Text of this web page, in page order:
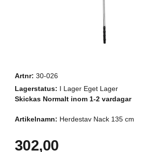
Artnr: 30-026
Lagerstatus: I Lager Eget Lager
Skickas Normalt inom 1-2 vardagar
Artikelnamn: Herdestav Nack 135 cm
302,00